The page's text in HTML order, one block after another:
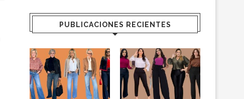
PUBLICACIONES RECIENTES